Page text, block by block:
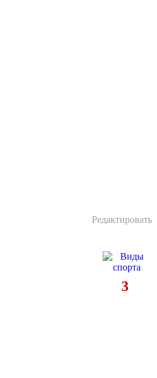
Редактировать
3